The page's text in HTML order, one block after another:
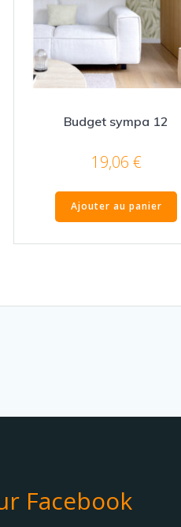
Budget sympa 12
19,06 €
Ajouter au panier
Facebook